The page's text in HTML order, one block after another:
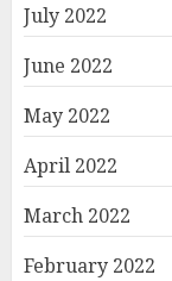
July 2022
June 2022
May 2022
April 2022
March 2022
February 2022